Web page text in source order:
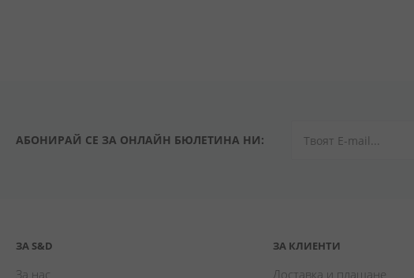
АБОНИРАЙ СЕ ЗА ОНЛАЙН БЮЛЕТИНА НИ:
ЗА S&D
За нас
ЗА КЛИЕНТИ
Доставка и плащане